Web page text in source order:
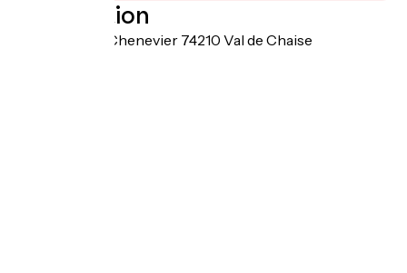
Localisation
28 chemin du Chenevier 74210 Val de Chaise